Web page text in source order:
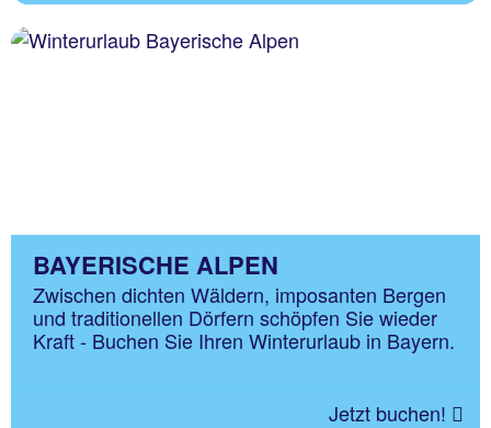
BAYERISCHE ALPEN
Zwischen dichten Wäldern, imposanten Bergen
und traditionellen Dörfern schöpfen Sie wieder
Kraft - Buchen Sie Ihren Winterurlaub in Bayern.
Jetzt buchen!